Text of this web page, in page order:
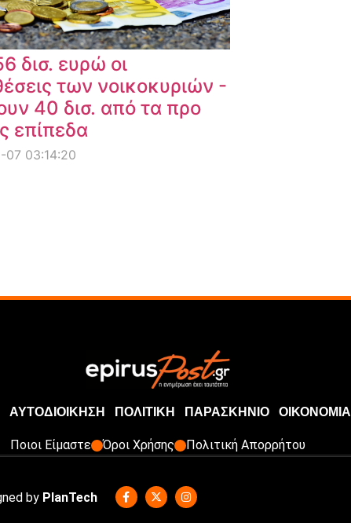
δισ. ευρώ οι
των νοικοκυριών -
40 δισ. από τα προ
επίπεδα
03:14:20
ΑΥΤΟΔΙΟΙΚΗΣΗ ΠΟΛΙΤΙΚΗ ΠΑΡΑΣΚΗΝΙΟ ΟΙΚΟΝΟΜΙΑ
Ποιοι Είμαστε Όροι Χρήσης Πολιτική Απορρήτου
by PlanTech